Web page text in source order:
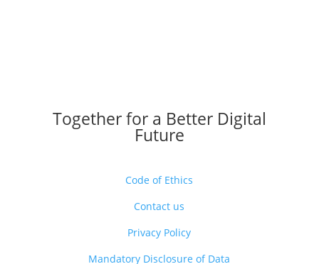
Together for a Better Digital
Future
Code of Ethics
Contact us
Privacy Policy
Mandatory Disclosure of Data